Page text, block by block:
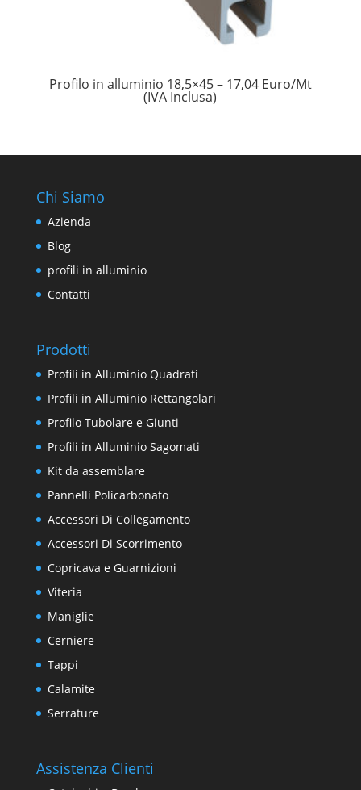
Profilo in alluminio 18,5×45 – 17,04 Euro/Mt
(IVA Inclusa)
Chi Siamo
Azienda
Blog
profili in alluminio
Contatti
Prodotti
Profili in Alluminio Quadrati
Profili in Alluminio Rettangolari
Profilo Tubolare e Giunti
Profili in Alluminio Sagomati
Kit da assemblare
Pannelli Policarbonato
Accessori Di Collegamento
Accessori Di Scorrimento
Copricava e Guarnizioni
Viteria
Maniglie
Cerniere
Tappi
Calamite
Serrature
Assistenza Clienti